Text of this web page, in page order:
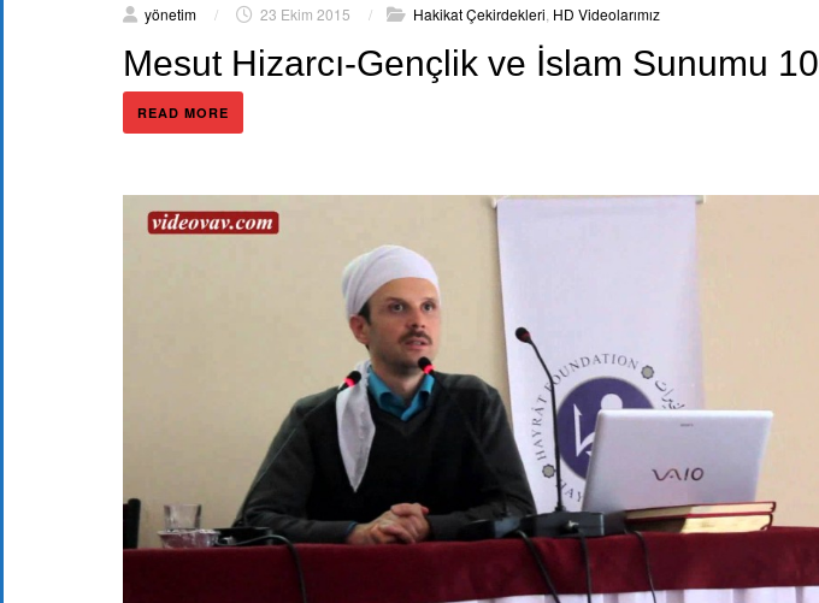
yönetim / 23 Ekim 2015 / Hakikat Çekirdekleri HD Videolarımız
Mesut Hizarcı-Gençlik ve İslam Sunumu 10
READ MORE